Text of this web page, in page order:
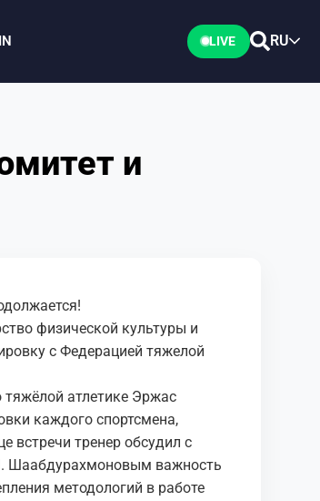
LIVE RU
и
физической культуры и
с Федерацией тяжелой
тяжёлой атлетике Эржас
каждого спортсмена,
встречи тренер обсудил с
Шаабдурахмоновым важность
методологий в работе